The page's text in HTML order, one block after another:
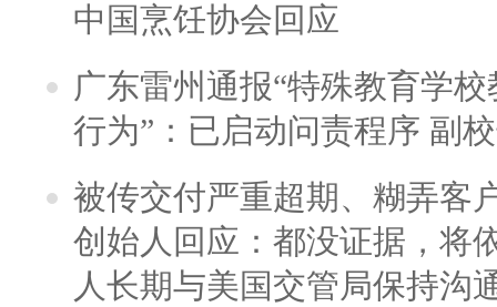
中国烹饪协会回应
广东雷州通报“特殊教育学
行为”：已启动问责程序 副
被传交付严重超期、糊弄客
创始人回应：都没证据，将
人长期与美国交管局保持沟